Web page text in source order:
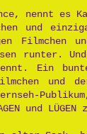
nennt es
und
Filmchen
runter. Und
Ein
und
Publikum,
und